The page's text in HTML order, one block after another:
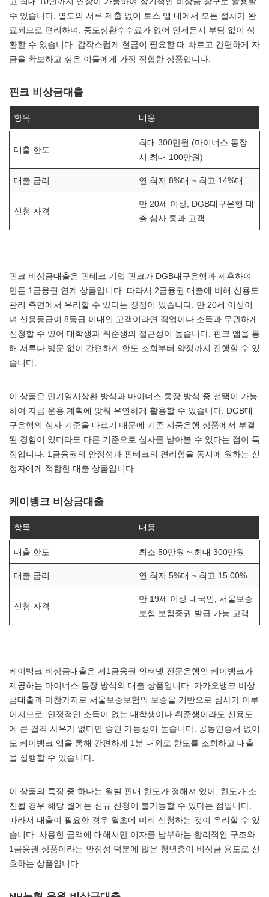
수 있습니다. 별도의 서류 제출 없이 토스 앱 내에서 모든 절차가 완
료되므로 편리하며, 중도상환수수료가 없어 언제든지 부담 없이 상
환할 수 있습니다. 갑작스럽게 현금이 필요할 때 빠르고 간편하게 자
금을 확보하고 싶은 이들에게 가장 적합한 상품입니다.
핀크 비상금대출
항목 내용
대출 한도
최대 300만원 (마이너스 통장
시 최대 100만원)
대출 금리 연 최저 8%대 ~ 최고 14%대
신청 자격
만 20세 이상, DGB대구은행 대
출 심사 통과 고객
핀크 비상금대출은 핀테크 기업 핀크가 DGB대구은행과 제휴하여
만든 1금융권 연계 상품입니다. 따라서 2금융권 대출에 비해 신용도
관리 측면에서 유리할 수 있다는 장점이 있습니다. 만 20세 이상이
며 신용등급이 8등급 이내인 고객이라면 직업이나 소득과 무관하게
신청할 수 있어 대학생과 취준생의 접근성이 높습니다. 핀크 앱을 통
해 서류나 방문 없이 간편하게 한도 조회부터 약정까지 진행할 수 있
습니다.
이 상품은 만기일시상환 방식과 마이너스 통장 방식 중 선택이 가능
하여 자금 운용 계획에 맞춰 유연하게 활용할 수 있습니다. DGB대
구은행의 심사 기준을 따르기 때문에 기존 시중은행 상품에서 부결
된 경험이 있더라도 다른 기준으로 심사를 받아볼 수 있다는 점이 특
징입니다. 1금융권의 안정성과 핀테크의 편리함을 동시에 원하는 신
청자에게 적합한 대출 상품입니다.
케이뱅크 비상금대출
항목 내용
대출 한도 최소 50만원 ~ 최대 300만원
대출 금리 연 최저 5%대 ~ 최고 15.00%
신청 자격
만 19세 이상 내국인, 서울보증
보험 보험증권 발급 가능 고객
케이뱅크 비상금대출은 제1금융권 인터넷 전문은행인 케이뱅크가
제공하는 마이너스 통장 방식의 대출 상품입니다. 카카오뱅크 비상
금대출과 마찬가지로 서울보증보험의 보증을 기반으로 심사가 이루
어지므로, 안정적인 소득이 없는 대학생이나 취준생이라도 신용도
에 큰 결격 사유가 없다면 승인 가능성이 높습니다. 공동인증서 없이
도 케이뱅크 앱을 통해 간편하게 1분 내외로 한도를 조회하고 대출
을 실행할 수 있습니다.
이 상품의 특징 중 하나는 월별 판매 한도가 정해져 있어, 한도가 소
진될 경우 해당 월에는 신규 신청이 불가능할 수 있다는 점입니다.
따라서 대출이 필요한 경우 월초에 미리 신청하는 것이 유리할 수 있
습니다. 사용한 금액에 대해서만 이자를 납부하는 합리적인 구조와
1금융권 상품이라는 안정성 덕분에 많은 청년층이 비상금 용도로 선
호하는 상품입니다.